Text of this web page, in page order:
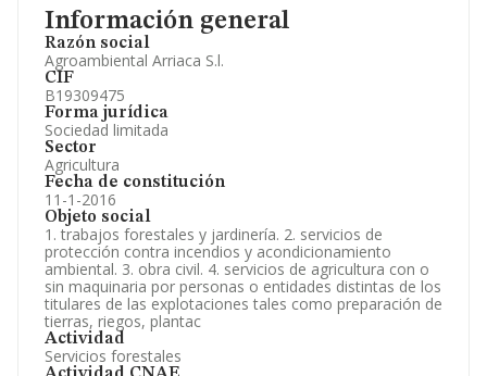
Información general
Razón social
Agroambiental Arriaca S.l.
CIF
B19309475
Forma jurídica
Sociedad limitada
Sector
Agricultura
Fecha de constitución
11-1-2016
Objeto social
1. trabajos forestales y jardinería. 2. servicios de
protección contra incendios y acondicionamiento
ambiental. 3. obra civil. 4. servicios de agricultura con o
sin maquinaria por personas o entidades distintas de los
titulares de las explotaciones tales como preparación de
tierras, riegos, plantac
Actividad
Servicios forestales
Información oficial y registral complementaria.